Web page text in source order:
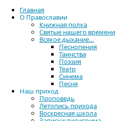
Главная
О Православии
Книжная полка
Святые нашего времени
Всякое дыхание…
Песнопения
Таинства
Поэзия
Театр
Синема
Песня
Наш приход
Проповедь
Летопись прихода
Воскресная школа
Помощь нашему